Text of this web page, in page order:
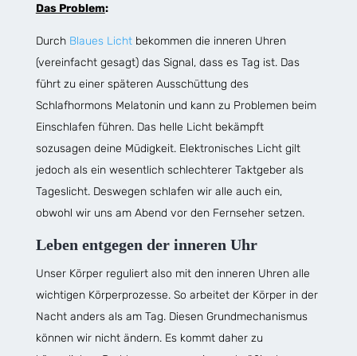
Das Problem:
Durch Blaues Lichtbekommen die inneren Uhren
(vereinfacht gesagt) das Signal, dass es Tag ist. Das
führt zu einer späteren Ausschüttung des
Schlafhormons Melatonin und kann zu Problemen beim
Einschlafen führen. Das helle Licht bekämpft
sozusagen deine Müdigkeit. Elektronisches Licht gilt
jedoch als ein wesentlich schlechterer Taktgeber als
Tageslicht. Deswegen schlafen wir alle auch ein,
obwohl wir uns am Abend vor den Fernseher setzen.
Leben entgegen der inneren Uhr
Unser Körper reguliert also mit den inneren Uhren alle
wichtigen Körperprozesse. So arbeitet der Körper in der
Nacht anders als am Tag. Diesen Grundmechanismus
können wir nicht ändern. Es kommt daher zu